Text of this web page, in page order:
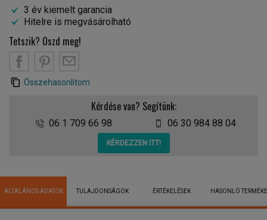
3 év kiemelt garancia
Hitelre is megvásárolható
Tetszik? Oszd meg!
Összehasonlítom
Kérdése van? Segítünk:
06 1 709 66 98 06 30 984 88 04
KÉRDEZZEN ITT!
ÁLTALÁNOS ADATOK TULAJDONSÁGOK ÉRTÉKELÉSEK HASONLÓ